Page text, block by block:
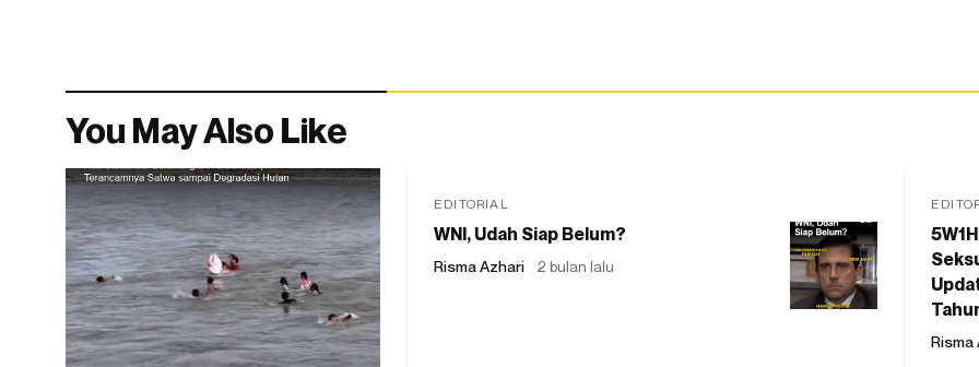
You May Also Like
EDITORIAL
WNI, Udah Siap Belum?
Risma Azhari 2 bulan lalu
Risma